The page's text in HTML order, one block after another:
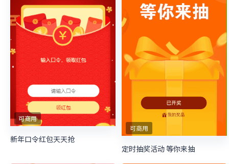
可商用
新年口令红包天天抢
可商用
定时抽奖活动 等你来抽